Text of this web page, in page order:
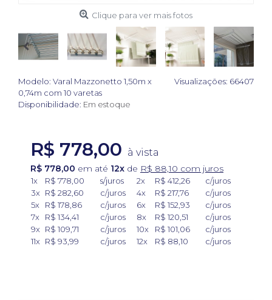
Clique para ver mais fotos
Visualizações: 66407
Modelo: Varal Mazzonetto 1,50m x
0,74m com 10 varetas
Disponibilidade: Em estoque
R$ 778,00 à vista
R$ 778,00 em até 12x de R$ 88,10 com juros
1x R$ 778,00 s/juros 2x R$ 412,26
c/juros
3x
R$ 282,60 c/juros 4x R$ 217,76
c/juros
5x
R$ 178,86 c/juros 6x R$ 152,93
c/juros
7x
R$ 134,41 c/juros 8x R$ 120,51
c/juros
9x
R$ 109,71 c/juros 10x R$ 101,06
c/juros
11x
R$ 93,99 c/juros 12x R$ 88,10 c/juros